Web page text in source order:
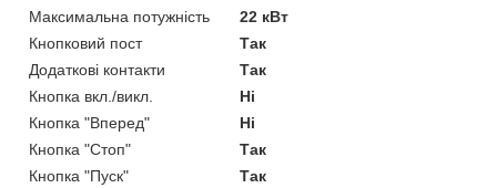
Максимальна потужність
22 кВт
Кнопковий пост
Так
Додаткові контакти
Так
Кнопка вкл./викл.
Ні
Кнопка "Вперед"
Ні
Кнопка "Стоп"
Так
Кнопка "Пуск"
Так